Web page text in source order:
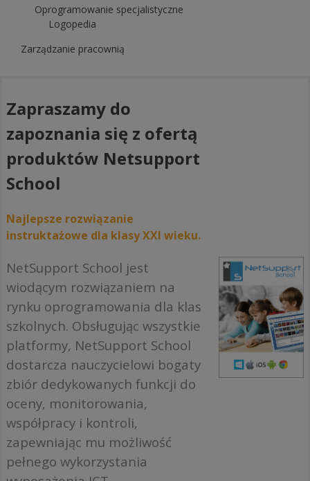
Oprogramowanie specjalistyczne
Logopedia
Zarządzanie pracownią
Zapraszamy do
zapoznania się z ofertą
produktów Netsupport
School
Najlepsze rozwiązanie
instruktażowe dla klasy XXI wieku.
NetSupport School jest
wiodącym rozwiązaniem na
rynku oprogramowania dla klas
szkolnych. Obsługując wszystkie
platformy, NetSupport School
dostarcza nauczycielowi bogaty
zbiór dedykowanych funkcji do
oceny, monitorowania,
współpracy i kontroli,
zapewniając mu możliwość
pełnego wykorzystania